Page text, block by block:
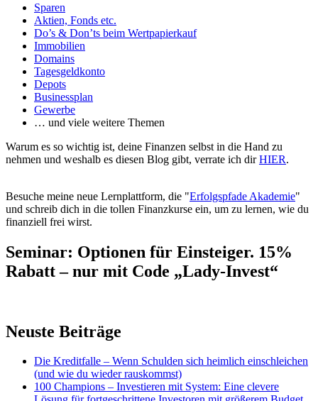
Sparen
Aktien, Fonds etc.
Do’s & Don’ts beim Wertpapierkauf
Immobilien
Domains
Tagesgeldkonto
Depots
Businessplan
Gewerbe
… und viele weitere Themen
Warum es so wichtig ist, deine Finanzen selbst in die Hand zu
nehmen und weshalb es diesen Blog gibt, verrate ich dirHIER.
Besuche meine neue Lernplattform, die "Erfolgspfade Akademie"
und schreib dich in die tollen Finanzkurse ein, um zu lernen, wie du
finanziell frei wirst.
Seminar: Optionen für Einsteiger. 15%
Rabatt – nur mit Code „Lady-Invest“
Neuste Beiträge
Die Kreditfalle – Wenn Schulden sich heimlich einschleichen
(und wie du wieder rauskommst)
100 Champions – Investieren mit System: Eine clevere